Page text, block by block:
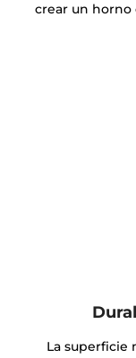
crear un horno
La superficie